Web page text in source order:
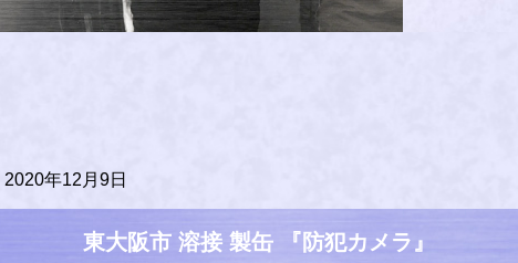
2020年12月9日
東大阪市 溶接 製缶 『防犯カメラ』